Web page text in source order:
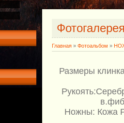
Главная » Фотоальбом »
Размеры
Ножны: Кожа